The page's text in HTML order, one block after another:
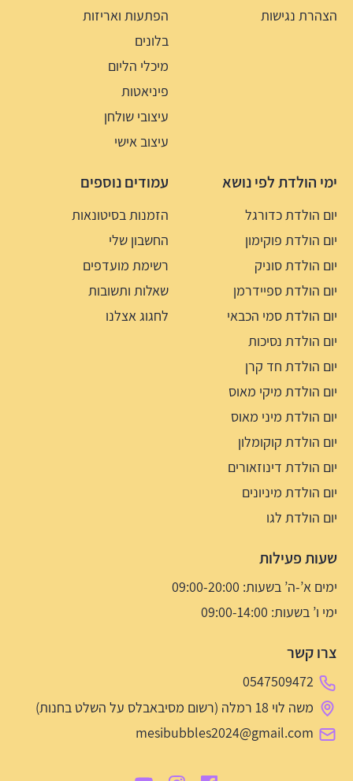
הצהרת נגישות
הפתעות ואריזות
בלונים
מיכלי הליום
פיניאטות
עיצובי שולחן
עיצוב אישי
ימי הולדת לפי נושא
יום הולדת כדורגל
יום הולדת פוקימון
יום הולדת סוניק
יום הולדת ספיידרמן
יום הולדת סמי הכבאי
יום הולדת נסיכות
יום הולדת חד קרן
יום הולדת מיקי מאוס
יום הולדת מיני מאוס
יום הולדת קוקומלון
יום הולדת דינוזאורים
יום הולדת מיניונים
יום הולדת לגו
עמודים נוספים
הזמנות בסיטונאות
החשבון שלי
רשימת מועדפים
שאלות ותשובות
לחגוג אצלנו
שעות פעילות
ימים א’-ה’ בשעות: 09:00-20:00
ימי ו’ בשעות: 09:00-14:00
צרו קשר
0547509472
משה לוי 18 רמלה (רשום מסיבאבלס על השלט בחנות)
mesibubbles2024@gmail.com